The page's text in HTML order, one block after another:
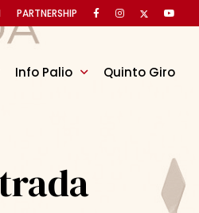
Info Palio Quinto Giro
PARTNERSHIP